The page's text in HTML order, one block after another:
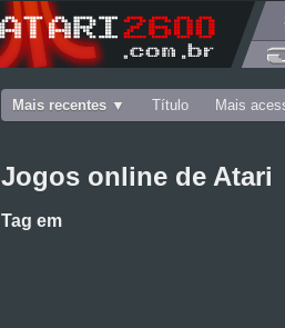
Mais recentes Título Mais
Jogos online de Atari
Tag em